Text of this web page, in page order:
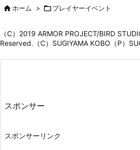
ホーム > プレイヤーイベント
（C）2019 ARMOR PROJECT/BIRD
Reserved.（C）SUGIYAMA KOBO（P）
スポンサー
スポンサーリンク